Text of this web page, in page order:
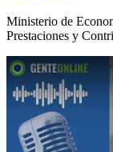
Ministerio de
Prestaciones y